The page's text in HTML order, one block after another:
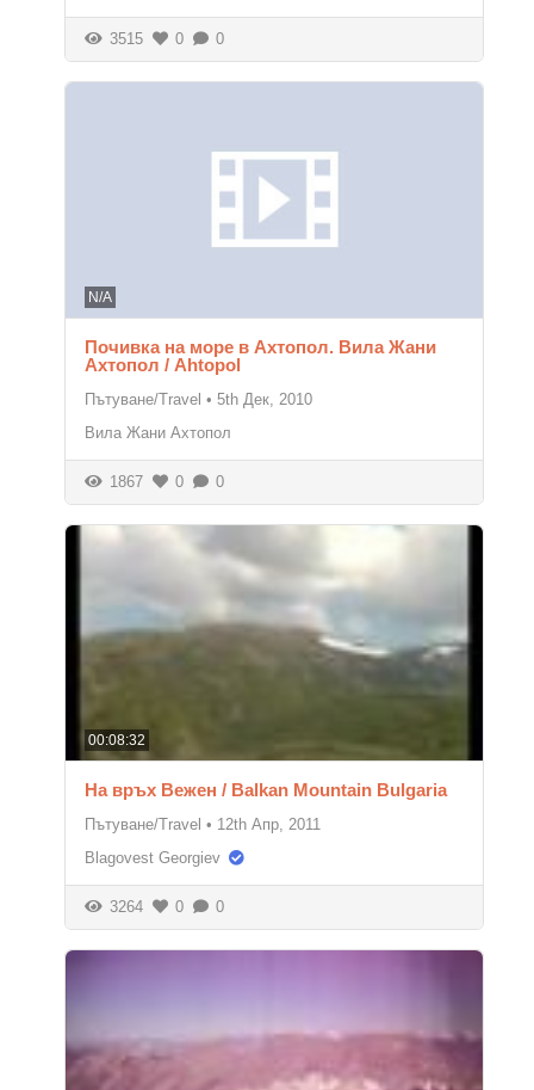
3515 0 0
N/A
Почивка на море в Ахтопол. Вила Жани
Ахтопол / Ahtopol
Пътуване/Travel • 5th Дек, 2010
Вила Жани Ахтопол
1867 0 0
00:08:32
На връх Вежен / Balkan Mountain Bulgaria
Пътуване/Travel • 12th Апр, 2011
Blagovest Georgiev
3264 0 0